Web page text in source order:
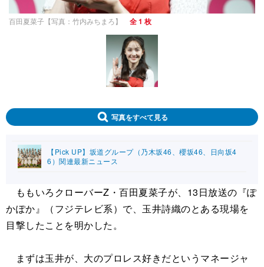
百田夏菜子【写真：竹内みちまろ】 全 1 枚
写真をすべて見る
【Pick UP】坂道グループ（乃木坂46、櫻坂46、日向坂4
6）関連最新ニュース
ももいろクローバーZ・百田夏菜子が、13日放送の『ぽ
かぽか』（フジテレビ系）で、玉井詩織のとある現場を
目撃したことを明かした。
まずは玉井が、大のプロレス好きだというマネージャ